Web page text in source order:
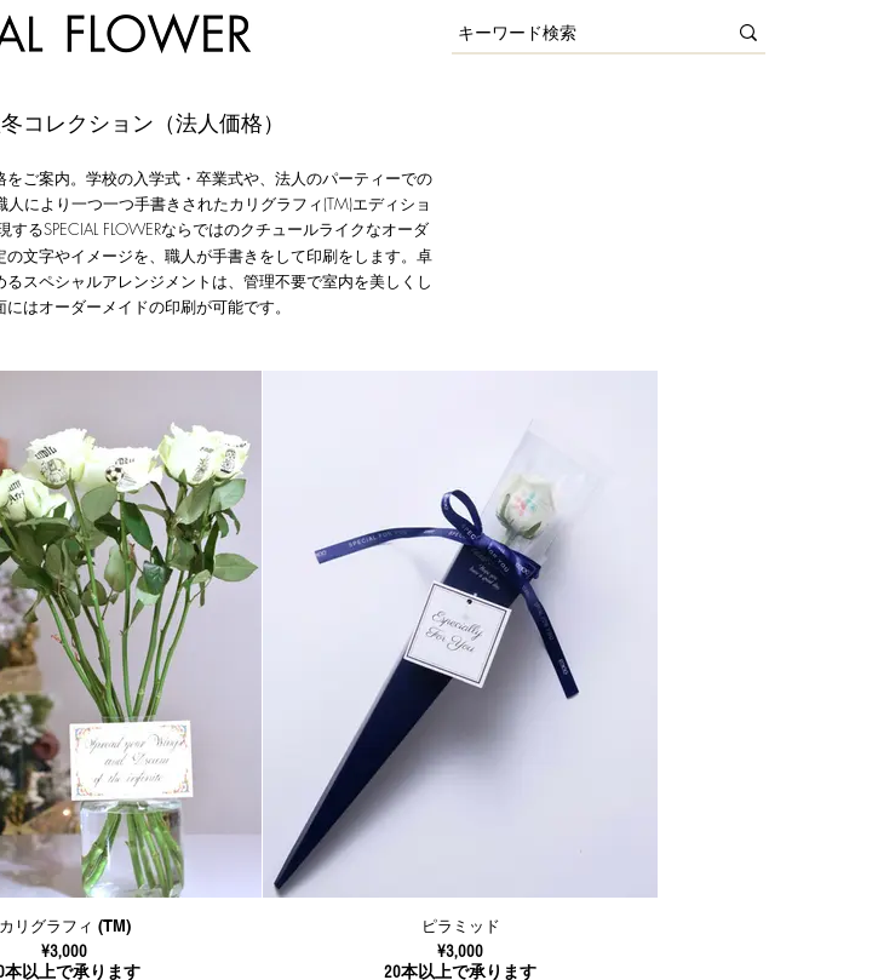
コレクション ​（法人価格）​
ご案内。学校の入学式・卒業式や、法人のパーティーでの
人により一つ一つ手書きされたカリグラフィ(TM)エディショ
するSPECIAL FLOWERならではのクチュールライクなオーダ
の文字やイメージを、職人が手書きをして印刷をします。 卓
スペシャルアレンジメントは、管理不要で室内を美しくし
にはオーダーメイドの印刷が可能です。
カリグラフィ (TM)
¥3,000
本以上で承ります
ピラミッド
¥3,000
20本以上で承ります